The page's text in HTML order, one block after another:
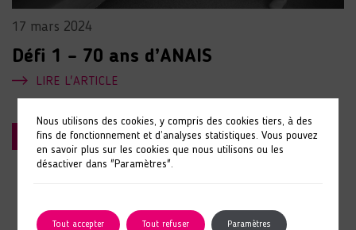
17 mars 2024
Défi 1 – 70 ans d’ANAIS
LIRE L'ARTICLE
FONDATION ANAIS
Nous utilisons des cookies, y compris des cookies tiers, à des
fins de fonctionnement et d’analyses statistiques. Vous pouvez
en savoir plus sur les cookies que nous utilisons ou les
désactiver dans "Paramètres".
Tout accepter Tout refuser Paramètres